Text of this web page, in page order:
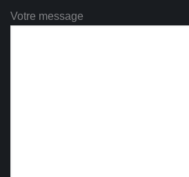
Votre message